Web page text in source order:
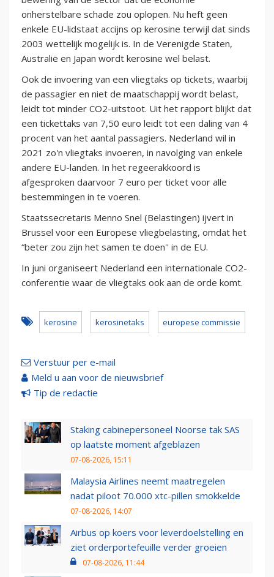
onherstelbare schade zou oplopen. Nu heft geen
enkele EU-lidstaat accijns op kerosine terwijl dat sinds
2003 wettelijk mogelijk is. In de Verenigde Staten,
Australië en Japan wordt kerosine wel belast.
Ook de invoering van een vliegtaks op tickets, waarbij
de passagier en niet de maatschappij wordt belast,
leidt tot minder CO2-uitstoot. Uit het rapport blijkt dat
een tickettaks van 7,50 euro leidt tot een daling van 4
procent van het aantal passagiers. Nederland wil in
2021 zo'n vliegtaks invoeren, in navolging van enkele
andere EU-landen. In het regeerakkoord is
afgesproken daarvoor 7 euro per ticket voor alle
bestemmingen in te voeren.
Staatssecretaris Menno Snel (Belastingen) ijvert in
Brussel voor een Europese vliegbelasting, omdat het
“beter zou zijn het samen te doen'' in de EU.
In juni organiseert Nederland een internationale CO2-
conferentie waar de vliegtaks ook aan de orde komt.
kerosine kerosinetaks europese commissie
Verstuur per e-mail
Meld u aan voor de nieuwsbrief
Tip de redactie
Staking cabinepersoneel Noorse tak SAS
op laatste moment afgeblazen
07-08-2026, 15:11
Malaysia Airlines neemt maatregelen
nadat piloot 70.000 xtc-pillen smokkelde
07-08-2026, 14:07
Airbus op koers voor leverdoelstelling en
ziet orderportefeuille verder groeien
07-08-2026, 11:44